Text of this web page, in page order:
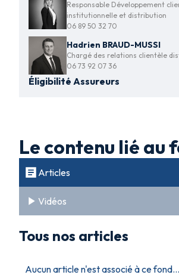
Responsable Développement
institutionnelle et distribution
06 89 50 32 70
Hadrien BRAUD-MUSSI
Chargé des relations clientèle
06 73 92 07 36
Éligibilité Assureurs
Le contenu lié au
Articles
Vidéos
Tous nos articles
Aucun article n'est associé à ce fond...